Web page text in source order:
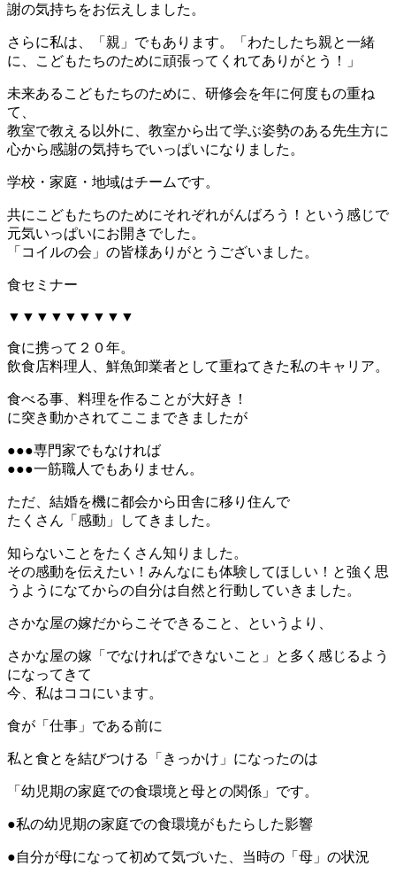
謝の気持ちをお伝えしました。
さらに私は、「親」でもあります。「わたしたち親と一緒
に、こどもたちのために頑張ってくれてありがとう！」
未来あるこどもたちのために、研修会を年に何度もの重ね
て、
教室で教える以外に、教室から出て学ぶ姿勢のある先生方に
心から感謝の気持ちでいっぱいになりました。
学校・家庭・地域はチームです。
共にこどもたちのためにそれぞれがんばろう！という感じで
元気いっぱいにお開きでした。
「コイルの会」の皆様ありがとうございました。
食セミナー
▼▼▼▼▼▼▼▼▼
食に携って２０年。
飲食店料理人、鮮魚卸業者として重ねてきた私のキャリア。
食べる事、料理を作ることが大好き！
に突き動かされてここまできましたが
●●●専門家でもなければ
●●●一筋職人でもありません。
ただ、結婚を機に都会から田舎に移り住んで
たくさん「感動」してきました。
知らないことをたくさん知りました。
その感動を伝えたい！みんなにも体験してほしい！と強く思
うようになてからの自分は自然と行動していきました。
さかな屋の嫁だからこそできること、というより、
さかな屋の嫁「でなければできないこと」と多く感じるよう
になってきて
今、私はココにいます。
食が「仕事」である前に
私と食とを結びつける「きっかけ」になったのは
「幼児期の家庭での食環境と母との関係」です。
●私の幼児期の家庭での食環境がもたらした影響
●自分が母になって初めて気づいた、当時の「母」の状況